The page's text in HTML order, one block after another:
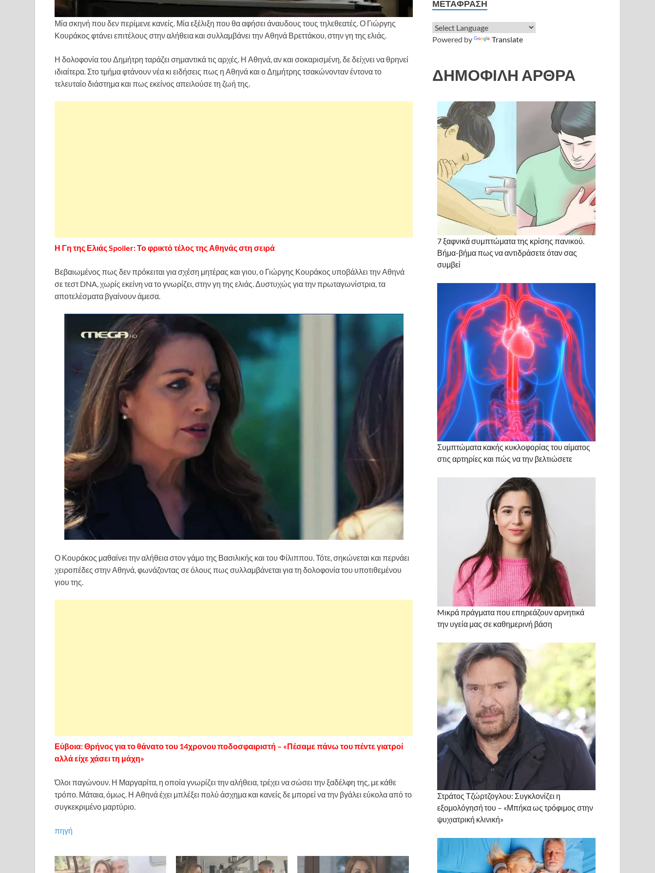
Μία σκηνή που δεν περίμενε κανείς. Μία εξέλιξη που θα αφήσει άναυδους τους τηλεθεατές. Ο Γιώργης
Κουράκος φτάνει επιτέλους στην αλήθεια και συλλαμβάνει την Αθηνά Βρεττάκου, στην γη της ελιάς.
Η δολοφονία του Δημήτρη ταράζει σημαντικά τις αρχές. Η Αθηνά, αν και σοκαρισμένη, δε δείχνει να θρηνεί
ιδιαίτερα. Στο τμήμα φτάνουν νέα κι ειδήσεις πως η Αθηνά και ο Δημήτρης τσακώνονταν έντονα το
τελευταίο διάστημα και πως εκείνος απειλούσε τη ζωή της.
Η Γη της Ελιάς Spoiler: Το φρικτό τέλος της Αθηνάς στη σειρά
Βεβαιωμένος πως δεν πρόκειται για σχέση μητέρας και γιου, ο Γιώργης Κουράκος υποβάλλει την Αθηνά
σε τεστ DNA, χωρίς εκείνη να το γνωρίζει, στην γη της ελιάς. Δυστυχώς για την πρωταγωνίστρια, τα
αποτελέσματα βγαίνουν άμεσα.
Ο Κουράκος μαθαίνει την αλήθεια στον γάμο της Βασιλικής και του Φίλιππου. Τότε, σηκώνεται και περνάει
χειροπέδες στην Αθηνά, φωνάζοντας σε όλους πως συλλαμβάνεται για τη δολοφονία του υποτιθεμένου
γιου της.
Εύβοια: Θρήνος για το θάνατο του 14χρονου ποδοσφαιριστή – «Πέσαμε πάνω του πέντε γιατροί
αλλά είχε χάσει τη μάχη»
Όλοι παγώνουν. Η Μαργαρίτα, η οποία γνωρίζει την αλήθεια, τρέχει να σώσει την ξαδέλφη της, με κάθε
τρόπο. Μάταια, όμως. Η Αθηνά έχει μπλέξει πολύ άσχημα και κανείς δε μπορεί να την βγάλει εύκολα από το
συγκεκριμένο μαρτύριο.
πηγή
ΜΕΤΆΦΡΑΣΗ
Powered by Translate
ΔΗΜΟΦΙΛΗ ΑΡΘΡΑ
7 ξαφνικά συμπτώματα της κρίσης πανικού.
Βήμα-βήμα πως να αντιδράσετε όταν σας
συμβεί
Συμπτώματα κακής κυκλοφορίας του αίματος
στις αρτηρίες και πώς να την βελτιώσετε
Mικρά πράγματα που επηρεάζουν αρνητικά
την υγεία μας σε καθημερινή βάση
Στράτος Τζώρτζογλου: Συγκλονίζει η
εξομολόγησή του – «Μπήκα ως τρόφιμος στην
ψυχιατρική κλινική»